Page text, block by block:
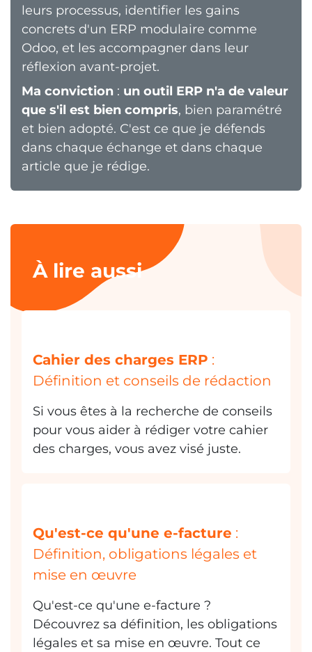
leurs processus, identifier les gains
concrets d'un ERP modulaire comme
Odoo, et les accompagner dans leur
réflexion avant-projet.
Ma conviction : un outil ERP n'a de valeur
que s'il est bien compris, bien paramétré
et bien adopté. C'est ce que je défends
dans chaque échange et dans chaque
article que je rédige.
À lire aussi
Cahier des charges ERP :
Définition et conseils de rédaction
Si vous êtes à la recherche de conseils
pour vous aider à rédiger votre cahier
des charges, vous avez visé juste.
Qu'est-ce qu'une e-facture :
Définition, obligations légales et
mise en œuvre
Qu'est-ce qu'une e-facture ?
Découvrez sa définition, les obligations
légales et sa mise en œuvre. Tout ce